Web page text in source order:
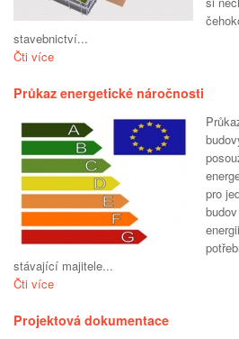
stavebnictví...
Čti více
Průkaz energetické náročnosti
pro
stávající majitele...
Čti více
Projektová dokumentace